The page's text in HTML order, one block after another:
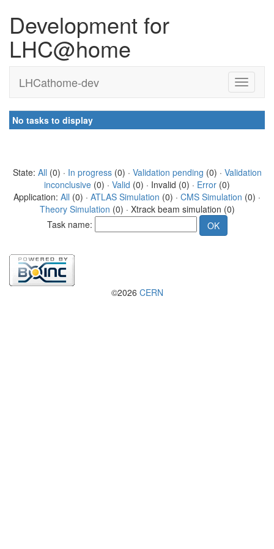
Development for
LHC@home
LHCathome-dev
No tasks to display
State: All (0) · In progress(0) · Validation pending (0) · Validation
inconclusive (0) · Valid (0) · Invalid (0) · Error (0)
Application: All (0) · ATLAS Simulation (0) · CMS Simulation (0) ·
Theory Simulation (0) · Xtrack beam simulation (0)
Task name:
©2026 CERN